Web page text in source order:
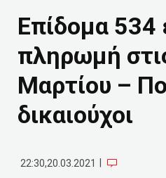
Επίδομα
πληρωμή
Μαρτίου –
δικαιούχοι
22:30,20.03.2021